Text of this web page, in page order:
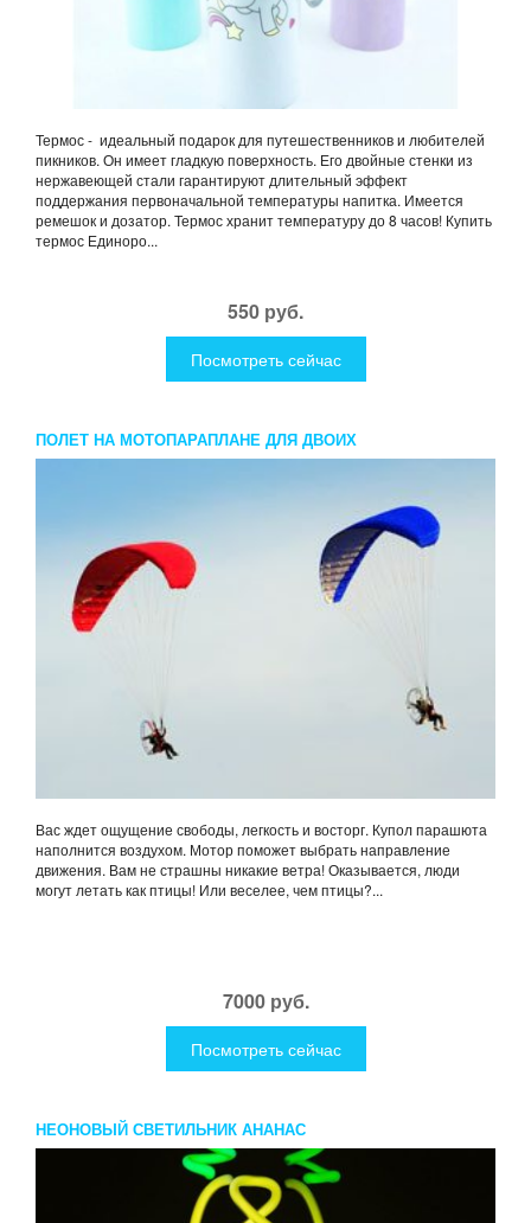
Термос - идеальный подарок для путешественников и любителей
пикников. Он имеет гладкую поверхность. Его двойные стенки из
нержавеющей стали гарантируют длительный эффект
поддержания первоначальной температуры напитка. Имеется
ремешок и дозатор. Термос хранит температуру до 8 часов! Купить
термос Единоро...
550 руб.
Посмотреть сейчас
ПОЛЕТ НА МОТОПАРАПЛАНЕ ДЛЯ ДВОИХ
Вас ждет ощущение свободы, легкость и восторг. Купол парашюта
наполнится воздухом. Мотор поможет выбрать направление
движения. Вам не страшны никакие ветра! Оказывается, люди
могут летать как птицы! Или веселее, чем птицы?...
7000 руб.
Посмотреть сейчас
НЕОНОВЫЙ СВЕТИЛЬНИК АНАНАС